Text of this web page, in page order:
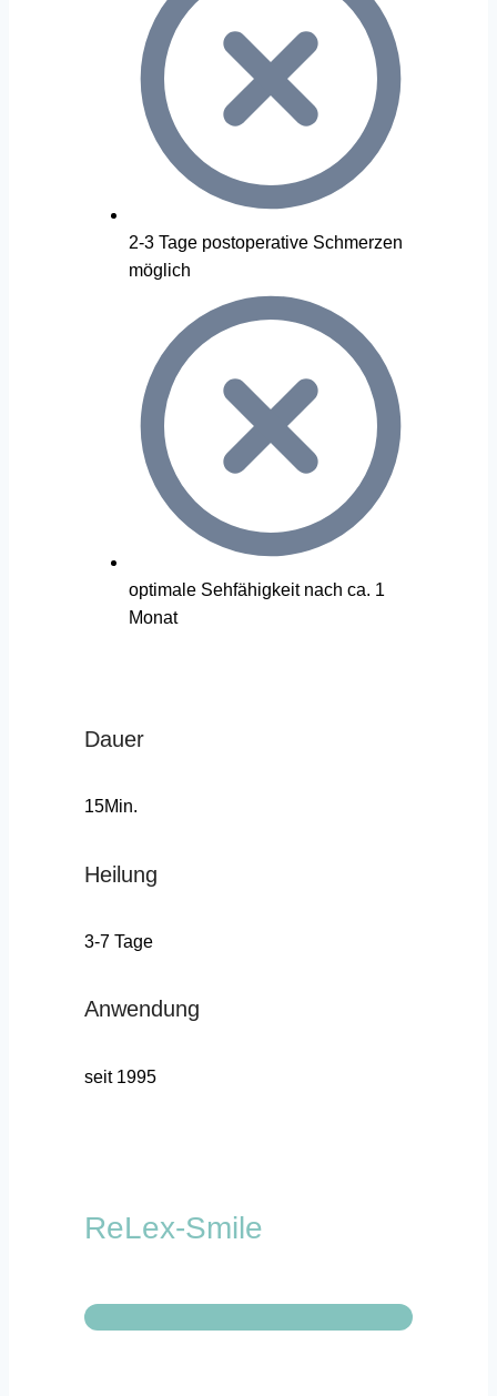
2-3 Tage postoperative Schmerzen
möglich
optimale Sehfähigkeit nach ca. 1
Monat
Dauer
15Min.
Heilung
3-7 Tage
Anwendung
seit 1995
ReLex-Smile